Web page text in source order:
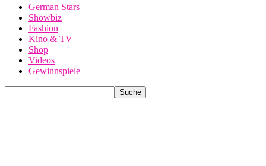
German Stars
Showbiz
Fashion
Kino & TV
Shop
Videos
Gewinnspiele